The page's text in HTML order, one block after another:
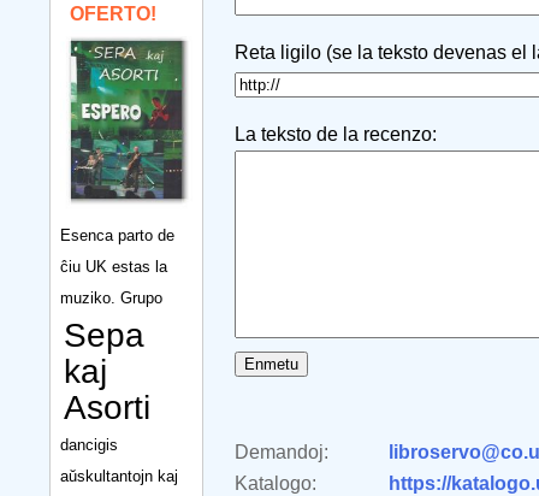
OFERTO!
Esenca parto de
ĉiu UK estas la
muziko. Grupo
Sepa
kaj
Asorti
dancigis
aŭskultantojn kaj
Reta ligilo (se la teksto devenas el
La teksto de la recenzo:
Demandoj:
Katalogo:
https://